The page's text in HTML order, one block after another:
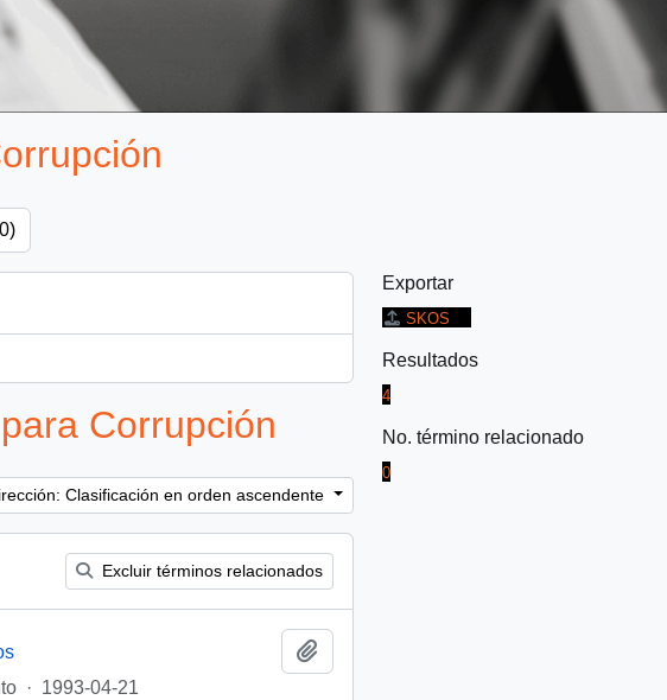
Corrupción
Clasificación en orden ascendente
Excluir términos relacionados
· 1993-04-21
Exportar
SKOS
Resultados
4
No. término relacionado
0